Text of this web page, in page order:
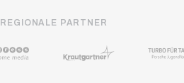
REGIONALE PARTNER